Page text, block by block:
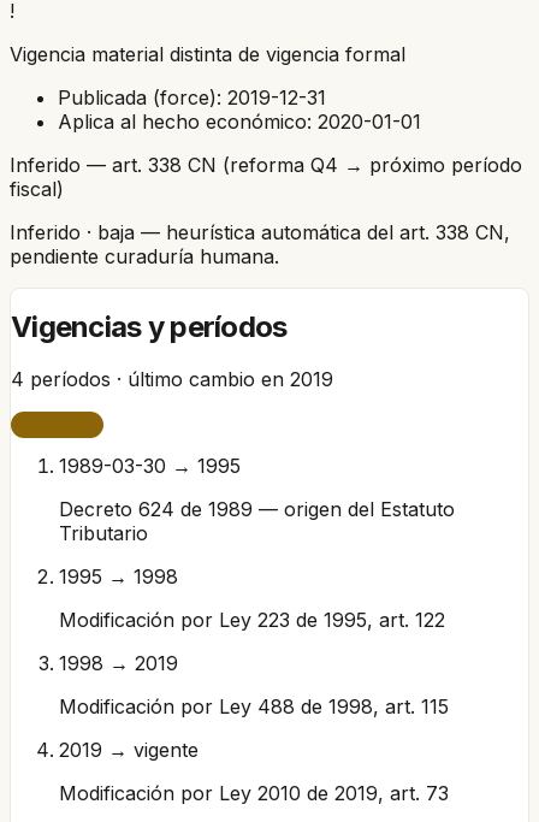
!
Vigencia material distinta de vigencia formal
Publicada (force): 2019-12-31
Aplica al hecho económico: 2020-01-01
Inferido — art. 338 CN (reforma Q4 → próximo período
fiscal)
Inferido · baja — heurística automática del art. 338 CN,
pendiente curaduría humana.
Vigencias y períodos
4 períodos · último cambio en 2019
1989-03-30 → 1995
Decreto 624 de 1989 — origen del Estatuto
Tributario
1995 → 1998
Modificación por Ley 223 de 1995, art. 122
1998 → 2019
Modificación por Ley 488 de 1998, art. 115
2019 → vigente
Modificación por Ley 2010 de 2019, art. 73